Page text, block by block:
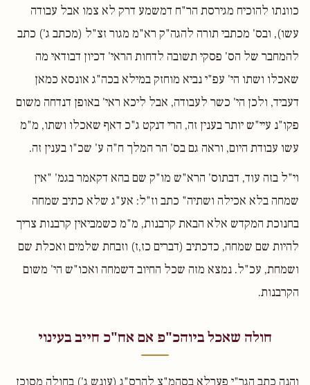
כוונתו להוכיח מגירסת הר"ח דמשמע דרק לא צמו אבל עבודה
עשו), ובס' מכתבי תורה להגה"ק רא"מ מגור זצ"ל (מכתב ג') כתב
להמחבר של הס' פסקי תשובה לדחות הראי' דכיון דבודאי מה
שאכלו ושתו הי' עפ"י נביא מוחזק במילא בכה"ג אונסא כמאן
דעביד, ולכן הי' כשר לעבודה, אבל ליכא ראי' באופן דנדחה משום
פקו"נ עיי"ש יותר בענין זה, הרי דנקט ג"כ דאף שאכלו ושתו, מ"מ
עשו עבודת היום, וראה גם בס' הר המלך ח"ה ע' שכ"ו בענין זה.
וי"ל בזה עוד, דבתוס' הרא"ש מו"ק שם בהא דקאמר בגמ' "אין
שמחה בלא אכילה ושתיה" כתב וז"ל: אע"ג שלא כתיב שמחה
בחנוכת המקדש אלא הבאת קרבנות, מ"מ כשמביאין קרבנות צריך
להיות שם שמחה, כדכתיב (דברים כז,ז) וזבחת שלמים ואכלת שם
ושמחת, עכ"ל. נמצא מזה שכל החיוב דשמחה ואכו"ש הי' משום
הקרבנות.
חולה שאכל ביוהכ"פ אם אח"כ חייב בעינוי